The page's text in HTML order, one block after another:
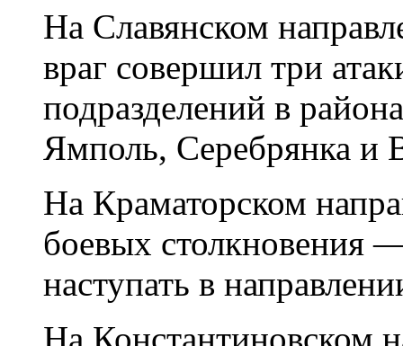
На Славянском
враг совершил три
подразделений в
Ямполь, Серебрянка и
На Краматорском
боевых столкновения
наступать в